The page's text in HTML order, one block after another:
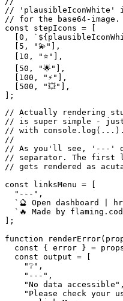
function
const { error } =
  const output = [
    "❔",
    "---",
    "No data accessible",
"Please check your
    ...linksMenu,
  ];
// Finally, I defined a
// where everything
// just gets called to
// Plain JS, it's that
const { data, error }
.then((data) => ({
.catch((error) => ({
if (data >= 0) return
}
פֿאַר קסבאַר איז גרינג